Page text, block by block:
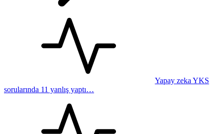
Yapay zeka YKS
sorularında 11 yanlış yaptı…